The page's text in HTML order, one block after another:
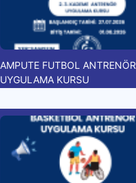
AMPUTE FUTBOL ANTRENÖR
UYGULAMA KURSU